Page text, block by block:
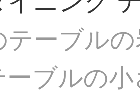
ーブル
ブルの